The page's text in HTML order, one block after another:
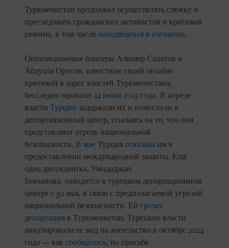
Туркменистан продолжал осуществлять слежку и
преследовать гражданских активистов и критиков
режима, в том числе находящихся в изгнании.
Оппозиционные блогеры Алишер Сахатов и
Абдулла Орусов, известные своей онлайн-
критикой в адрес властей Туркменистана,
бесследно пропали 24 июля 2025 года. В апреле
власти Турции задержали их и поместили в
депортационный центр, ссылаясь на то, что они
представляют угрозу национальной
безопасности. В мае Турция отказала им в
предоставлении международной защиты. Еще
одна диссидентка, Умидаджан
Бекчанова, находится в турецком депортационном
центре с 30 мая, в связи с предполагаемой угрозой
национальной безопасности. Ей грозит
депортация в Туркменистан. Турецкие власти
аннулировали ее вид на жительство в октябре 2024
года — как сообщалось, по просьбе